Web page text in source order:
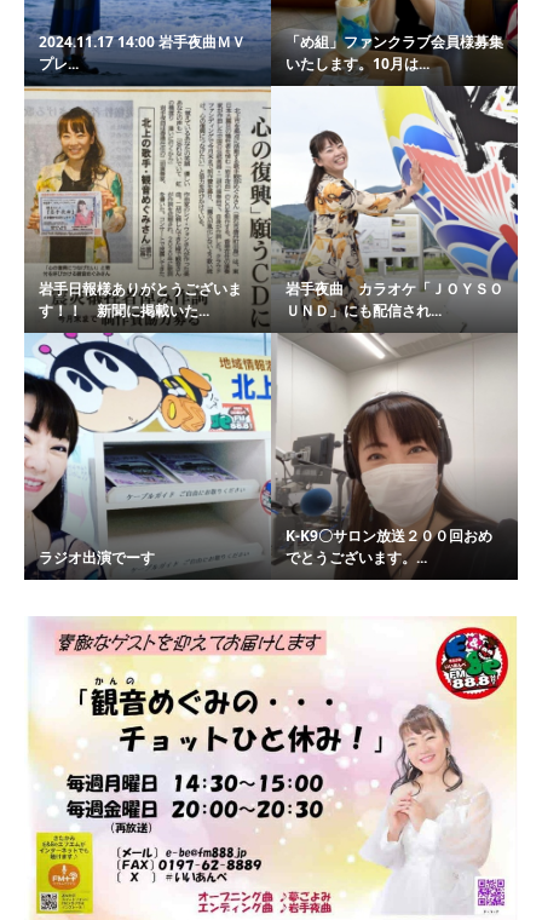
2024.11.17 14:00 岩手夜曲ＭＶ
プレ...
「め組」ファンクラブ会員様募集
いたします。10月は...
岩手日報様ありがとうございま
す！！ 新聞に掲載いた...
岩手夜曲 カラオケ「ＪＯＹＳＯ
ＵＮＤ」にも配信され...
ラジオ出演でーす
K-K9〇サロン放送２００回おめ
でとうございます。...